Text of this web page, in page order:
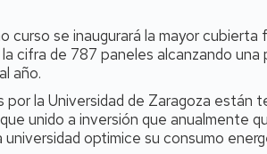
curso se inaugurará la mayor
cifra de 787 paneles alcanzando
año.
la Universidad de Zaragoza están
unido a inversión que anualmente
optimice su consumo